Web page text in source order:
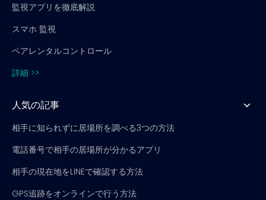
監視アプリを徹底解説
スマホ 監視
ペアレンタルコントロール
詳細 >>
人気の記事
相手に知られずに居場所を調べる3つの方法
電話番号で相手の居場所が分かるアプリ
相手の現在地をLINEで確認する方法
GPS追跡をオンラインで行う方法